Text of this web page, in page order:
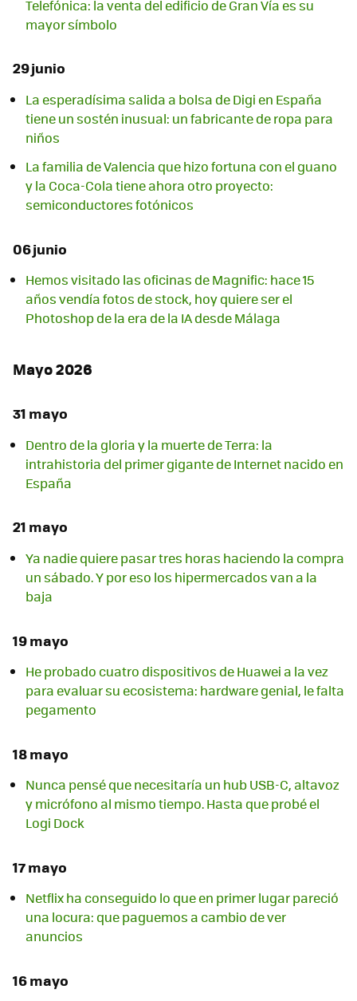
Telefónica: la venta del edificio de Gran Vía es su
mayor símbolo
29 junio
La esperadísima salida a bolsa de Digi en España
tiene un sostén inusual: un fabricante de ropa para
niños
La familia de Valencia que hizo fortuna con el guano
y la Coca-Cola tiene ahora otro proyecto:
semiconductores fotónicos
06 junio
Hemos visitado las oficinas de Magnific: hace 15
años vendía fotos de stock, hoy quiere ser el
Photoshop de la era de la IA desde Málaga
Mayo 2026
31 mayo
Dentro de la gloria y la muerte de Terra: la
intrahistoria del primer gigante de Internet nacido en
España
21 mayo
Ya nadie quiere pasar tres horas haciendo la compra
un sábado. Y por eso los hipermercados van a la
baja
19 mayo
He probado cuatro dispositivos de Huawei a la vez
para evaluar su ecosistema: hardware genial, le falta
pegamento
18 mayo
Nunca pensé que necesitaría un hub USB-C, altavoz
y micrófono al mismo tiempo. Hasta que probé el
Logi Dock
17 mayo
Netflix ha conseguido lo que en primer lugar pareció
una locura: que paguemos a cambio de ver
anuncios
16 mayo